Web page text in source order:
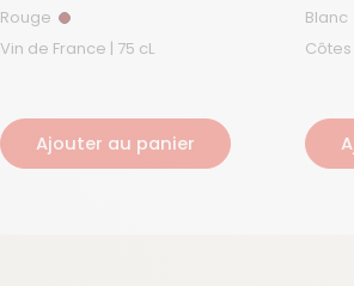
Rouge Rouge
Vin de France | 75 cL
Ajouter au panier
Blanc